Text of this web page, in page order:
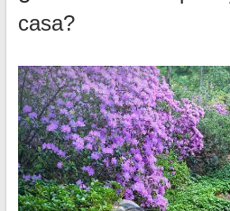
casa?